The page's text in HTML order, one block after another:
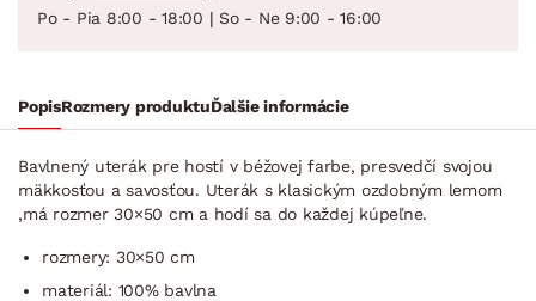
Po - Pia 8:00 - 18:00 | So - Ne 9:00 - 16:00
PopisRozmery produktuĎalšie informácie
Bavlnený uterák pre hostí v béžovej farbe, presvedčí svojou
mäkkosťou a savosťou. Uterák s klasickým ozdobným lemom
,má rozmer 30×50 cm a hodí sa do každej kúpeľne.
rozmery: 30×50 cm
materiál: 100% bavlna